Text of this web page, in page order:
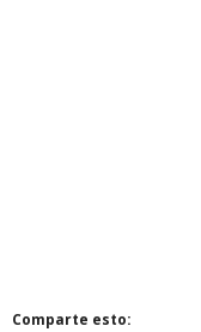
Comparte esto: